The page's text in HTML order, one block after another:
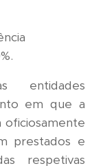
entidades
em que a
oficiosamente
prestados e
respetivas